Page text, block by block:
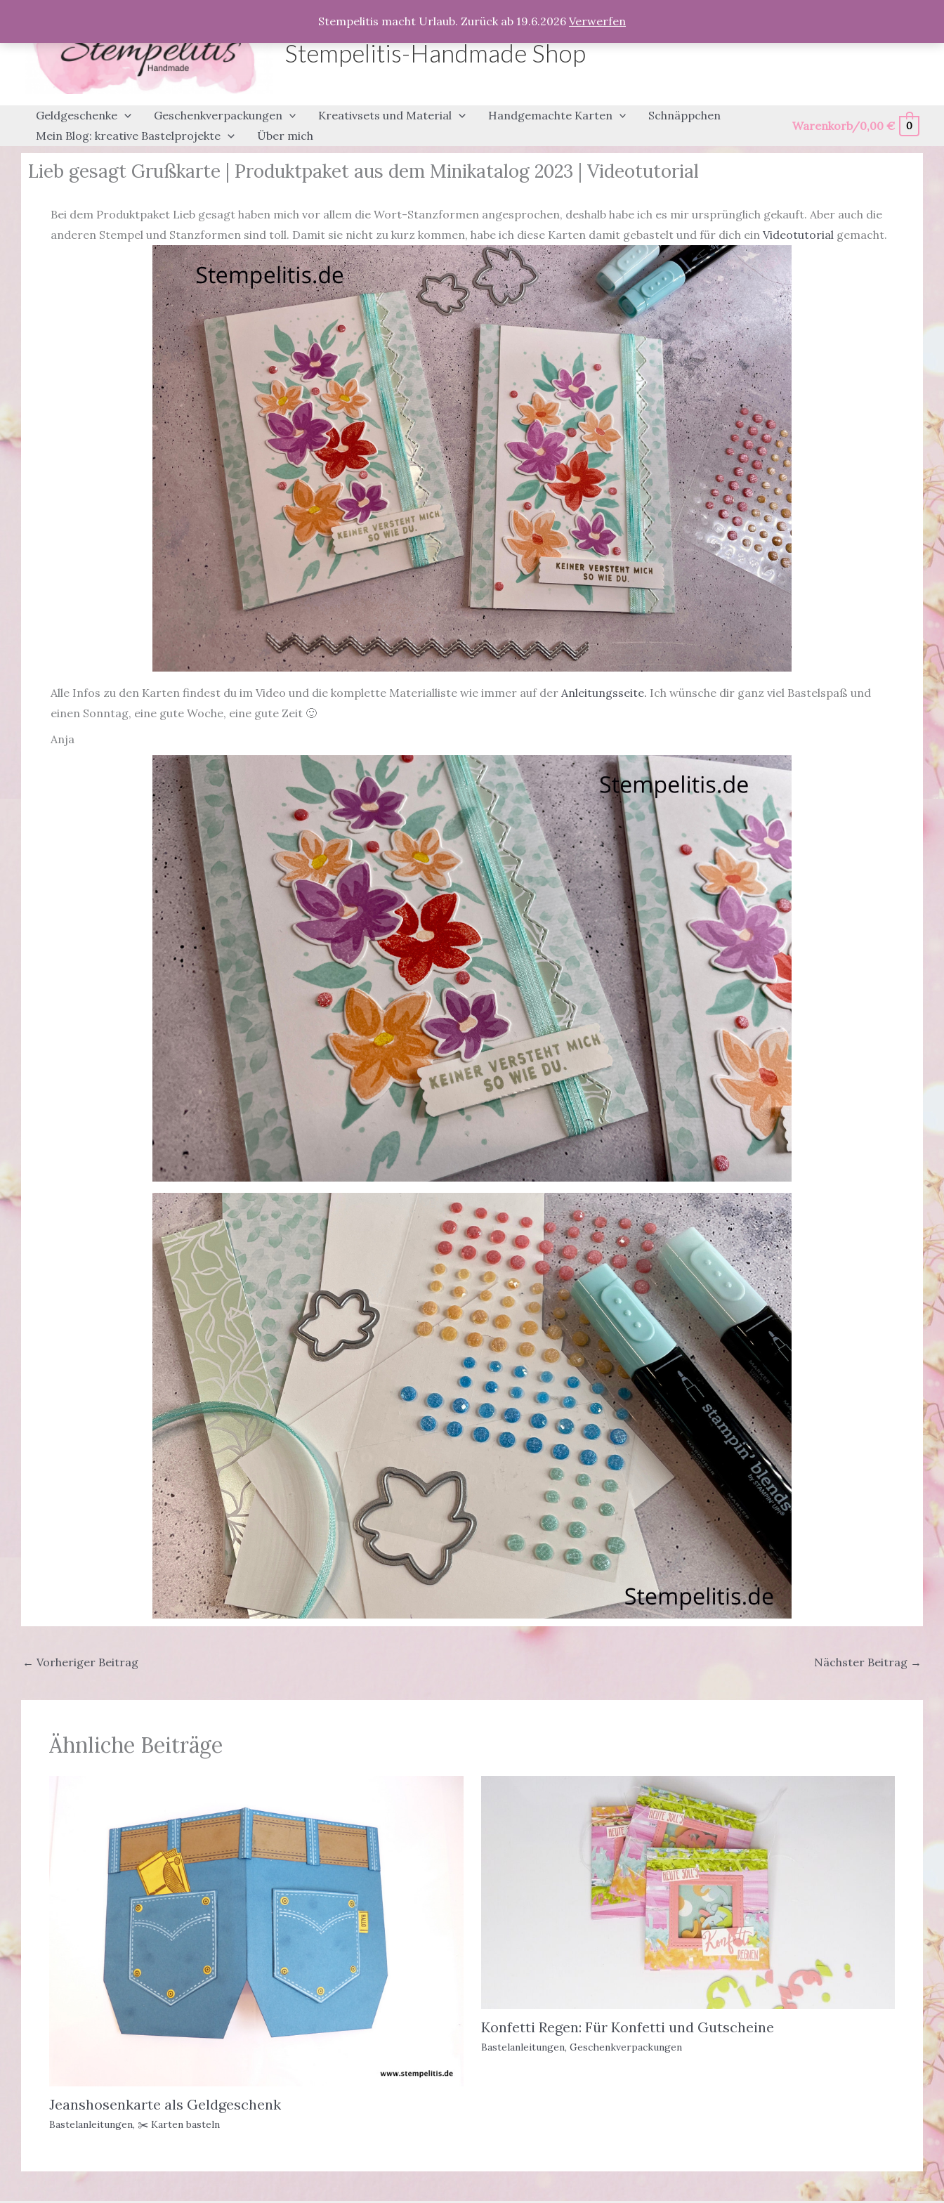
Stempelitis macht Urlaub. Zurück ab 19.6.2026 Verwerfen
springen
Stempelitis-Handmade Shop
Geldgeschenke Geschenkverpackungen Kreativsets und Material Handgemachte Karten
Schnäppchen
Mein Blog: kreative Bastelprojekte
Über mich
Warenkorb/0,00€ 0
Lieb gesagt Grußkarte | Produktpaket aus dem Minikatalog 2023 | Videotutorial
Bei dem Produktpaket Lieb gesagt haben mich vor allem die Wort-Stanzformen angesprochen, deshalb habe ich es mir ursprünglich gekauft. Aber auch die
anderen Stempel und Stanzformen sind toll. Damit sie nicht zu kurz kommen, habe ich diese Karten damit gebastelt und für dich ein Videotutorial gemacht.
Alle Infos zu den Karten findest du im Video und die komplette Materialliste wie immer auf der Anleitungsseite. Ich wünsche dir ganz viel Bastelspaß und
einen Sonntag, eine gute Woche, eine gute Zeit 🙂
Anja
← Vorheriger Beitrag Nächster Beitrag →
Ähnliche Beiträge
Jeanshosenkarte als Geldgeschenk
Bastelanleitungen, ✂️ Karten basteln
Konfetti Regen: Für Konfetti und Gutscheine
Bastelanleitungen, Geschenkverpackungen